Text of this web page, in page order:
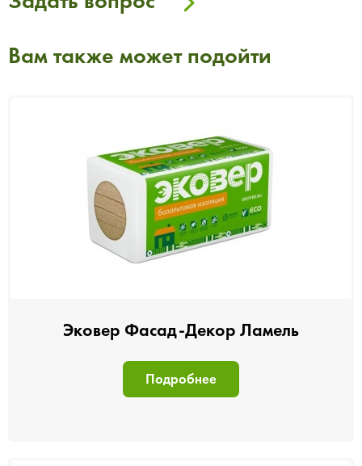
Вам также может подойти
Эковер Фасад-Декор Ламель
Подробнее